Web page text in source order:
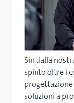
Sin dalla
spinto oltre i
soluzioni a